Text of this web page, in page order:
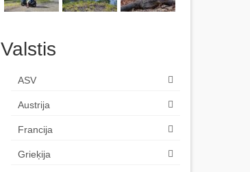
Valstis
ASV
Austrija
Francija
Grieķija